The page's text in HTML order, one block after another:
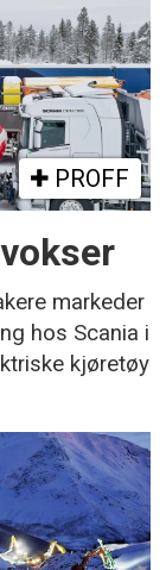
PROFF
markeder
hos Scania i
kjøretøy